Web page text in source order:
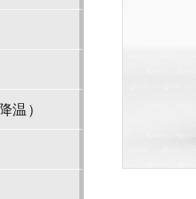
温）